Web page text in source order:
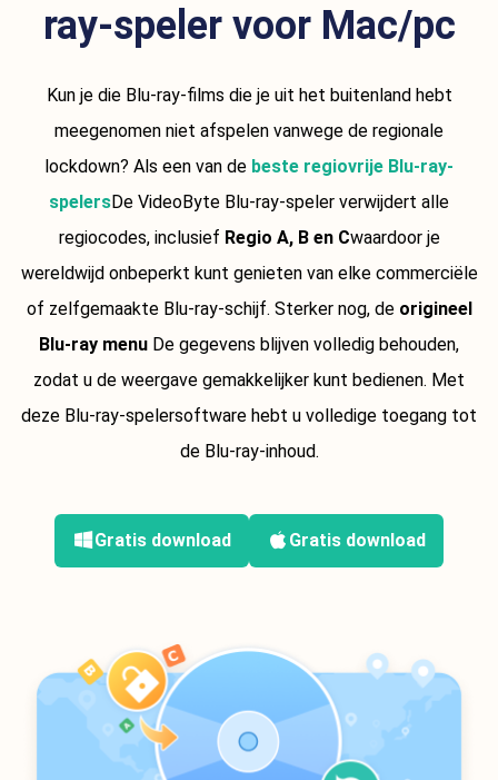
ray-speler voor Mac/pc
Kun je die Blu-ray-films die je uit het buitenland hebt
meegenomen niet afspelen vanwege de regionale
lockdown? Als een van de beste regiovrije Blu-ray-
spelersDe VideoByte Blu-ray-speler verwijdert alle
regiocodes, inclusief Regio A, B en Cwaardoor je
wereldwijd onbeperkt kunt genieten van elke commerciële
of zelfgemaakte Blu-ray-schijf. Sterker nog, de origineel
Blu-ray menu De gegevens blijven volledig behouden,
zodat u de weergave gemakkelijker kunt bedienen. Met
deze Blu-ray-spelersoftware hebt u volledige toegang tot
de Blu-ray-inhoud.
Gratis download Gratis download